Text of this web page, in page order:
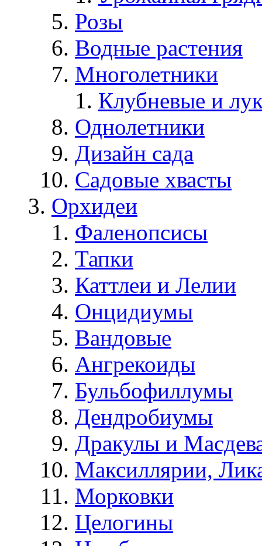
Розы
Водные растения
Многолетники
Клубневые и
Однолетники
Дизайн сада
Садовые хвасты
Орхидеи
Фаленопсисы
Тапки
Каттлеи и Лелии
Онцидиумы
Вандовые
Ангрекоиды
Бульбофиллумы
Дендробиумы
Дракулы и
Максиллярии,
Морковки
Целогины